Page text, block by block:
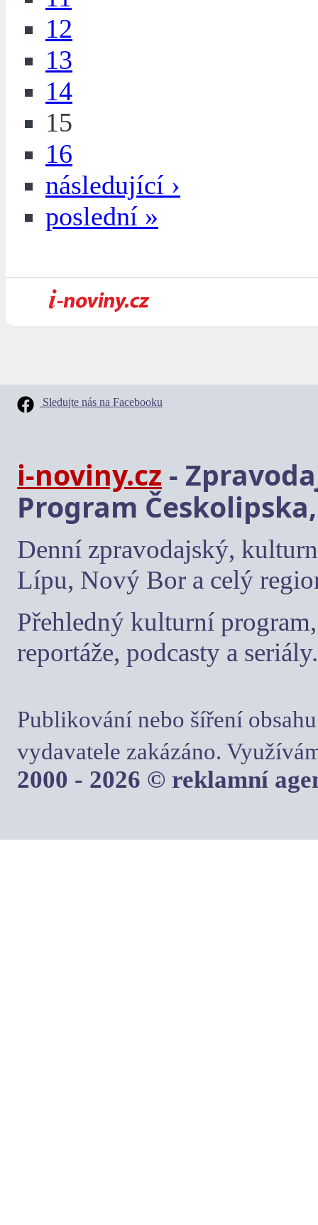
12
13
14
15
16
následující ›
poslední »
Sledujte nás na Facebooku
i-noviny.cz -
Program
Denní zpravodajský,
Lípu, Nový Bor a celý
Přehledný kulturní
reportáže, podcasty a seriály.
Publikování nebo šíření
vydavatele zakázáno.
2000 - 2026 © reklamní